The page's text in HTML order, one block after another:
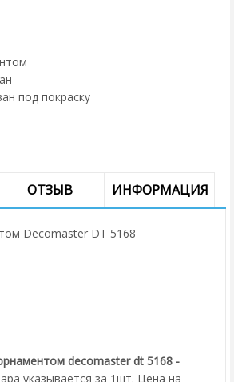
под покраску
ОТЗЫВ ИНФОРМАЦИЯ
Decomaster DT 5168
decomaster dt 5168 -
указывается за 1шт. Цена на